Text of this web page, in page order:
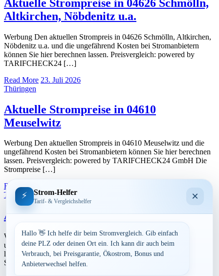
Aktuelle Strompreise in 04626 Schmölln,
Altkirchen, Nöbdenitz u.a.
Werbung Den aktuellen Strompreis in 04626 Schmölln, Altkirchen,
Nöbdenitz u.a. und die ungefährend Kosten bei Stromanbietern
können Sie hier berechnen lassen. Preisvergleich: powered by
TARIFCHECK24 […]
Read More 23. Juli 2026
Thüringen
Aktuelle Strompreise in 04610
Meuselwitz
Werbung Den aktuellen Strompreis in 04610 Meuselwitz und die
ungefährend Kosten bei Stromanbietern können Sie hier berechnen
lassen. Preisvergleich: powered by TARIFCHECK24 GmbH Die
Strompreise […]
Read More
Thüringen
Aktuelle Strompreise in 04639 Gößnitz
Werbung Den aktuellen Strompreis in 04639 Gößnitz und die
ungefährend Kosten bei Stromanbietern können Sie hier berechnen
lassen. Preisvergleich: powered by TARIFCHECK24 GmbH Die
Strompreise […]
⚡ Strom-Helfer
Tarif- & Vergleichshelfer ×
Hallo 👋 Ich helfe dir beim Stromvergleich. Gib einfach
deine PLZ oder deinen Ort ein. Ich kann dir auch beim
Verbrauch, bei Preisgarantie, Ökostrom, Bonus und
Anbieterwechsel helfen.